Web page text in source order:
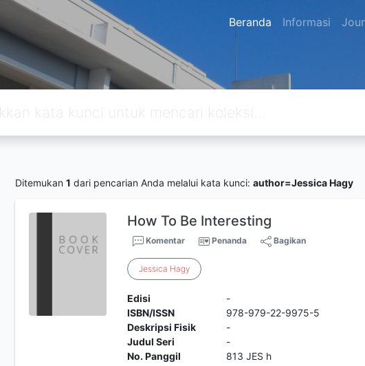
Beranda Informasi
Ditemukan 1 dari pencarian Anda melalui kata kunci: author=Jessica Hagy
How To Be Interesting
Komentar Penanda Bagikan
Jessica Hagy
Edisi
-
ISBN/ISSN
978-979-22-9975-5
Deskripsi Fisik
-
Judul Seri
-
No. Panggil
813 JES h